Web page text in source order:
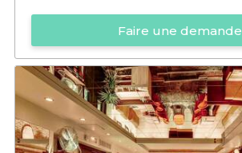
Faire une demande